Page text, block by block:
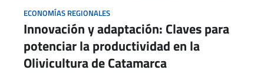
ECONOMÍAS REGIONALES
Innovación y adaptación: Claves para
potenciar la productividad en la
Olivicultura de Catamarca